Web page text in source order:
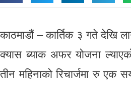
काठमाडौं – कार्तिक ३ गते देखि
क्यास ब्याक अफर योजना
तीन महिनाको रिचार्जमा रु एक